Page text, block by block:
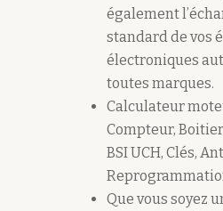
également
standard de vos
électroniques
toutes marques.
Calculateur
Compteur,
BSI UCH, Clés,
Que vous soyez